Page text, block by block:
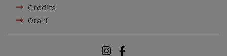
Credits
Orari